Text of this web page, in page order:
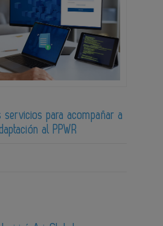
servicios para acompañar a
al PPWR